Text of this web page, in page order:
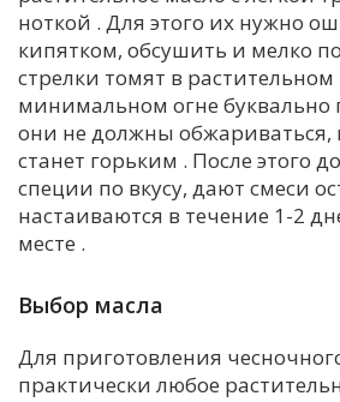
ноткой . Для этого их нужно
кипятком, обсушить и мелко
стрелки томят в
минимальном огне
они не должны обжариваться,
станет горьким . После этого
специи по вкусу, дают смеси
настаиваются в течение 1-2
месте .
Выбор масла
Для приготовления
практически любое